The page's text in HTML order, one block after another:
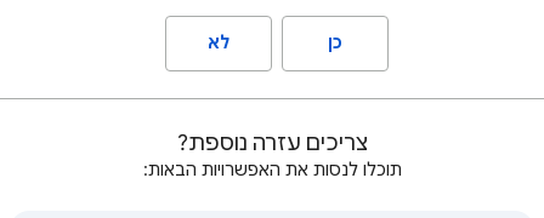
כן לא
צריכים עזרה נוספת?
תוכלו לנסות את האפשרויות הבאות: